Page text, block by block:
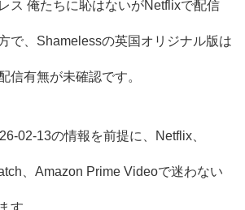
ス 俺たちに恥はないがNetflixで配信
で、Shamelessの英国オリジナル版は
信有無が未確認です。
02-13の情報を前提に、Netflix、
、Amazon Prime Videoで迷わない